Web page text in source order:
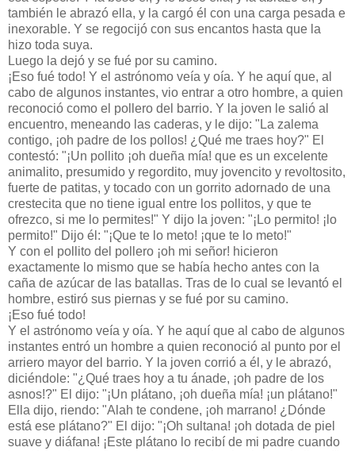
también le abrazó ella, y la cargó él con una carga pesada e
inexorable. Y se regocijó con sus encantos hasta que la
hizo toda suya.
Luego la dejó y se fué por su camino.
¡Eso fué todo! Y el astrónomo veía y oía. Y he aquí que, al
cabo de algunos instantes, vio entrar a otro hombre, a quien
reconoció como el pollero del barrio. Y la joven le salió al
encuentro, meneando las caderas, y le dijo: "La zalema
contigo, ¡oh padre de los pollos! ¿Qué me traes hoy?" El
contestó: "¡Un pollito ¡oh dueña mía! que es un excelente
animalito, presumido y regordito, muy jovencito y revoltosito,
fuerte de patitas, y tocado con un gorrito adornado de una
crestecita que no tiene igual entre los pollitos, y que te
ofrezco, si me lo permites!" Y dijo la joven: "¡Lo permito! ¡lo
permito!" Dijo él: "¡Que te lo meto! ¡que te lo meto!"
Y con el pollito del pollero ¡oh mi señor! hicieron
exactamente lo mismo que se había hecho antes con la
caña de azúcar de las batallas. Tras de lo cual se levantó el
hombre, estiró sus piernas y se fué por su camino.
¡Eso fué todo!
Y el astrónomo veía y oía. Y he aquí que al cabo de algunos
instantes entró un hombre a quien reconoció al punto por el
arriero mayor del barrio. Y la joven corrió a él, y le abrazó,
diciéndole: "¿Qué traes hoy a tu ánade, ¡oh padre de los
asnos!?" El dijo: "¡Un plátano, ¡oh dueña mía! ¡un plátano!"
Ella dijo, riendo: "Alah te condene, ¡oh marrano! ¿Dónde
está ese plátano?" El dijo: "¡Oh sultana! ¡oh dotada de piel
suave y diáfana! ¡Este plátano lo recibí de mi padre cuando